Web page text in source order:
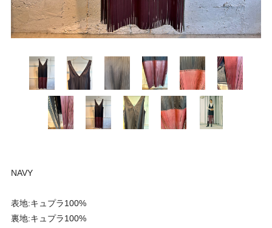
NAVY
表地:キュプラ100%
裏地:キュプラ100%